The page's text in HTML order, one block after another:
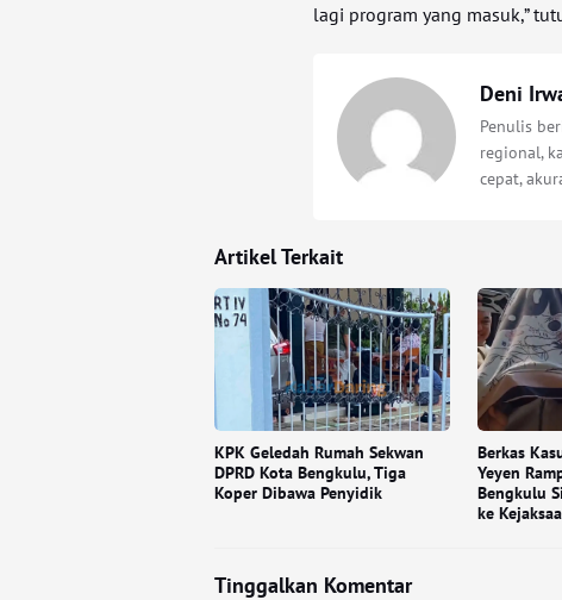
lagi program yang masuk,”
Deni
Penulis
regional,
cepat,
Artikel Terkait
KPK Geledah Rumah Sekwan
DPRD Kota Bengkulu, Tiga
Koper Dibawa Penyidik
Berkas
Yeyen
Bengkulu
ke
Tinggalkan Komentar